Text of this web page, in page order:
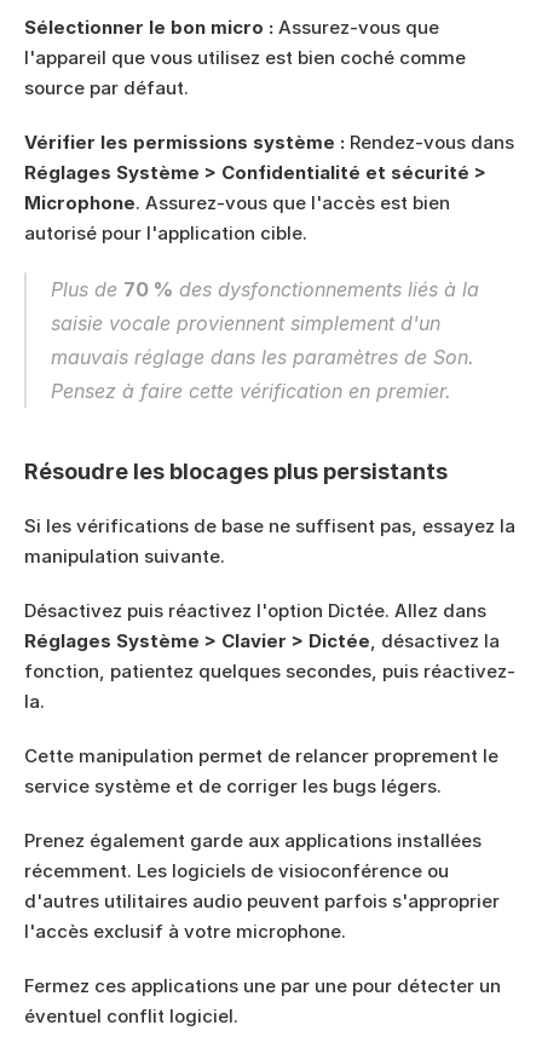
Sélectionner le bon micro : Assurez-vous que
l'appareil que vous utilisez est bien coché comme
source par défaut.
Vérifier les permissions système :
Réglages Système > Confidentialité et sécurité >
Microphone. Assurez-vous que l'accès est bien
autorisé pour l'application cible.
Plus de 70 % des dysfonctionnements liés à la
saisie vocale proviennent simplement d'un
mauvais réglage dans les paramètres de Son.
Pensez à faire cette vérification en premier.
Résoudre les blocages plus persistants
Si les vérifications de base ne suffisent pas, essayez la
manipulation suivante.
Réglages Système > Clavier > Dictée, désactivez la
fonction, patientez quelques secondes, puis réactivez-
la.
Cette manipulation permet de relancer proprement le
service système et de corriger les bugs légers.
Prenez également garde aux applications installées
récemment. Les logiciels de visioconférence ou
d'autres utilitaires audio peuvent parfois s'approprier
l'accès exclusif à votre microphone.
Fermez ces applications une par une pour détecter un
éventuel conflit logiciel.